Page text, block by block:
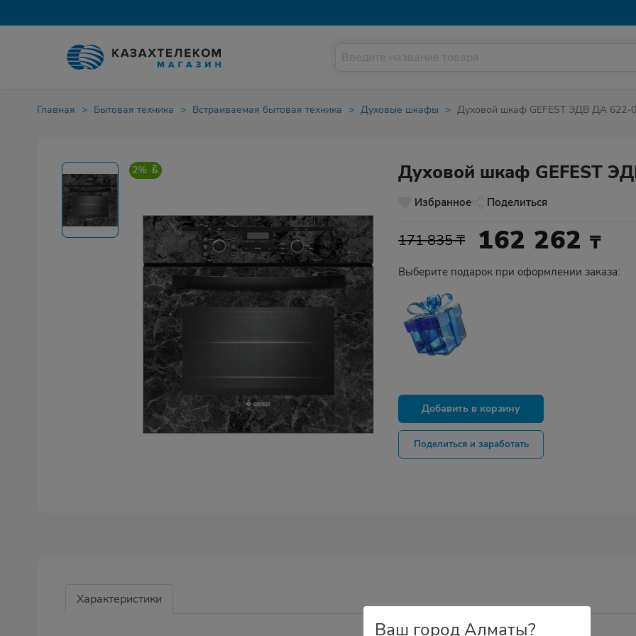
Главная Бытовая техника Встраиваемая бытовая техника Духовые шкафы Духовой шкаф GEFEST ЭДВ ДА 622-
2% Духовой шкаф GEFEST
Избранное Поделиться
171 835 ₸ 162 262 ₸
Выберите подарок при оформлении заказа:
Добавить в корзину
Поделиться и заработать
Характеристики
Ваш город Алматы?